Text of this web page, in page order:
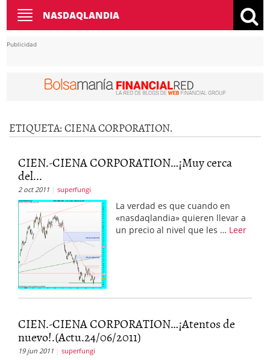
Toggle
navigation
NASDAQLANDIA
Publicidad
ETIQUETA: CIENA CORPORATION.
CIEN.-CIENA CORPORATION…¡Muy cerca
del...
2 oct 2011 superfungi
La verdad es que cuando en
«nasdaqlandia» quieren llevar a
un precio al nivel que les … Leer
CIEN.-CIENA CORPORATION…¡Atentos de
nuevo!.(Actu.24/06/2011)
19 jun 2011 superfungi